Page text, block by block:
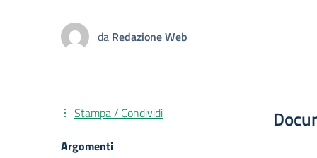
da Redazione Web
Stampa / Condividi
Argomenti